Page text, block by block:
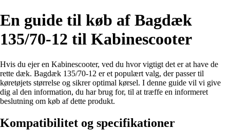
En guide til køb af Bagdæk
135/70-12 til Kabinescooter
Hvis du ejer en Kabinescooter, ved du hvor vigtigt det er at have de
rette dæk. Bagdæk 135/70-12 er et populært valg, der passer til
køretøjets størrelse og sikrer optimal kørsel. I denne guide vil vi give
dig al den information, du har brug for, til at træffe en informeret
beslutning om køb af dette produkt.
Kompatibilitet og specifikationer